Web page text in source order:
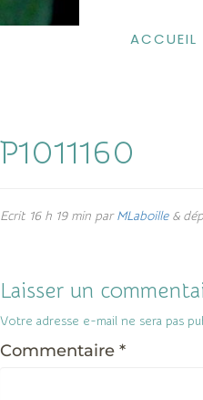
ACCUEIL
P1011160
Ecrit 16 h 19 min parMLaboille &
Laisser un
Votre adresse e-mail ne sera pas
Commentaire *